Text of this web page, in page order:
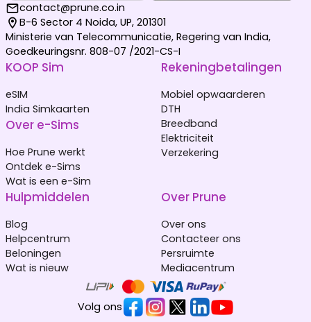
contact@prune.co.in
B-6 Sector 4 Noida, UP, 201301
Ministerie van Telecommunicatie, Regering van India,
Goedkeuringsnr. 808-07 /2021-CS-I
KOOP Sim
eSIM
India Simkaarten
Over e-Sims
Hoe Prune werkt
Ontdek e-Sims
Wat is een e-Sim
Rekeningbetalingen
Mobiel opwaarderen
DTH
Breedband
Elektriciteit
Verzekering
Hulpmiddelen
Blog
Helpcentrum
Beloningen
Wat is nieuw
Over Prune
Over ons
Contacteer ons
Persruimte
Mediacentrum
Volg ons